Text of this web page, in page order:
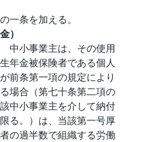
一条を加える。
）
中小事業主は、その使用
年金被保険者である個人
前条第一項の規定により
場合（第七十条第二項の
中小事業主を介して納付
る。）は、当該第一号厚
の過半数で組織する労働